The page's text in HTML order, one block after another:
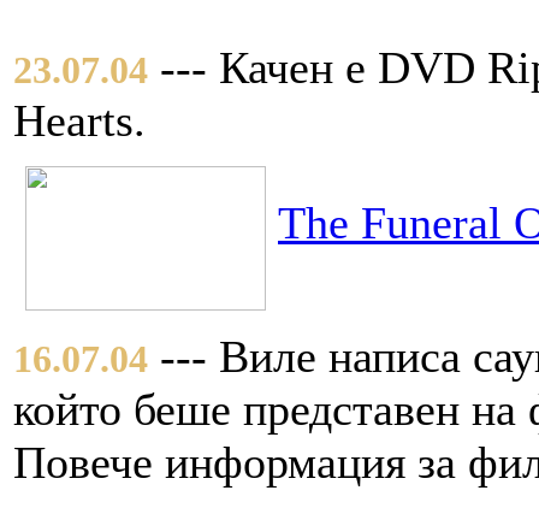
23.07.04 --- Качен е DVD
Hearts.
The Funeral
16.07.04 --- Виле написа
който беше представен
Повече информация за